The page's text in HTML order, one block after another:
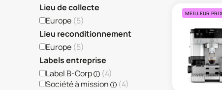
Lieu de collecte
Europe (5)
Lieu reconditionnement
Europe (5)
Labels entreprise
Label B-Corp
(4)
Société à mission
(4)
MEILLEUR PRIX